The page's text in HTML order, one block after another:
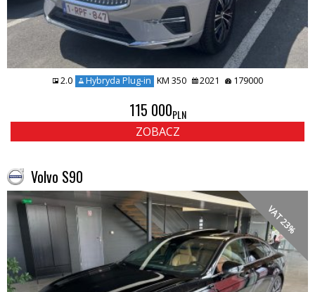
2.0 Hybryda Plug-in KM 350 2021 179000
115 000PLN
ZOBACZ
Volvo S90
VAT 23%